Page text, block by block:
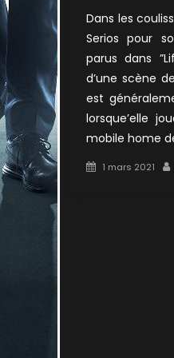
Dans les
Serios pour
parus dans
d’une scène
est
lorsque’elle
mobile home
Posted
1 mars 2021